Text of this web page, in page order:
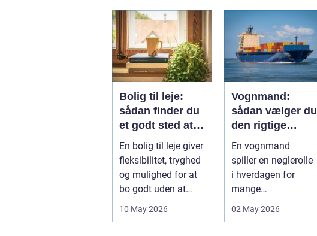
godstransp...
Bolig til leje:
sådan finder du
et godt sted at
bo
En bolig til leje giver
fleksibilitet, tryghed
og mulighed for at
bo godt uden at
10 May 2026
Vognmand:
sådan vælger du
den rigtige
samarbejdspart
ner
En vognmand
spiller en nøglerolle
i hverdagen for
mange
02 May 2026